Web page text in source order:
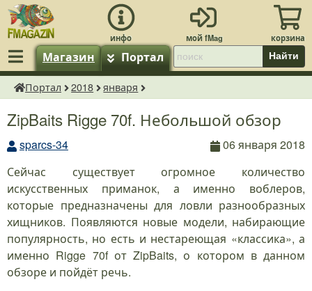
Магазин Портал Найти
fMagazin.ru
Портал 2018 января
ZipBaits Rigge 70f. Небольшой обзор
sparcs-34
06 января 2018
Сейчас существует огромное количество
искусственных приманок, а именно воблеров,
которые предназначены для ловли разнообразных
хищников. Появляются новые модели, набирающие
популярность, но есть и нестареющая «классика», а
именно Rigge 70f от ZipBaits, о котором в данном
обзоре и пойдёт речь.